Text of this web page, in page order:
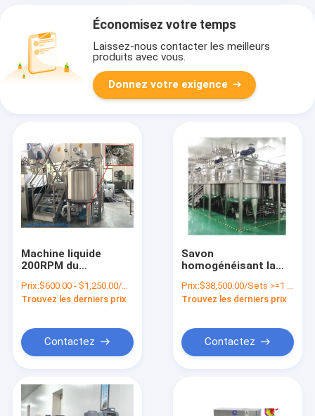
Économisez votre temps
Laissez-nous contacter les meilleurs
produits avec vous.
Donnez votre exigence
Machine liquide
200RPM du
d'acier inoxydable
Prix:$600.00 - $1,250.00/Sets
Trouvez les derniers prix
Contactez
Savon
homogénéisant la
2000L du mélangeur
SUS316
Prix:$38,500.00/Sets >=1 Sets
Trouvez les derniers prix
Contactez